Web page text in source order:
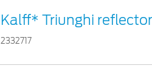
Kalff* Triunghi
2332717